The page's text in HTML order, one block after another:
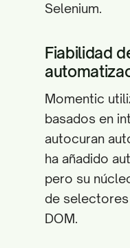
Selenium.
Fiabilidad
Momentic
basados en
autocuran
ha añadido
pero su
de
DOM.